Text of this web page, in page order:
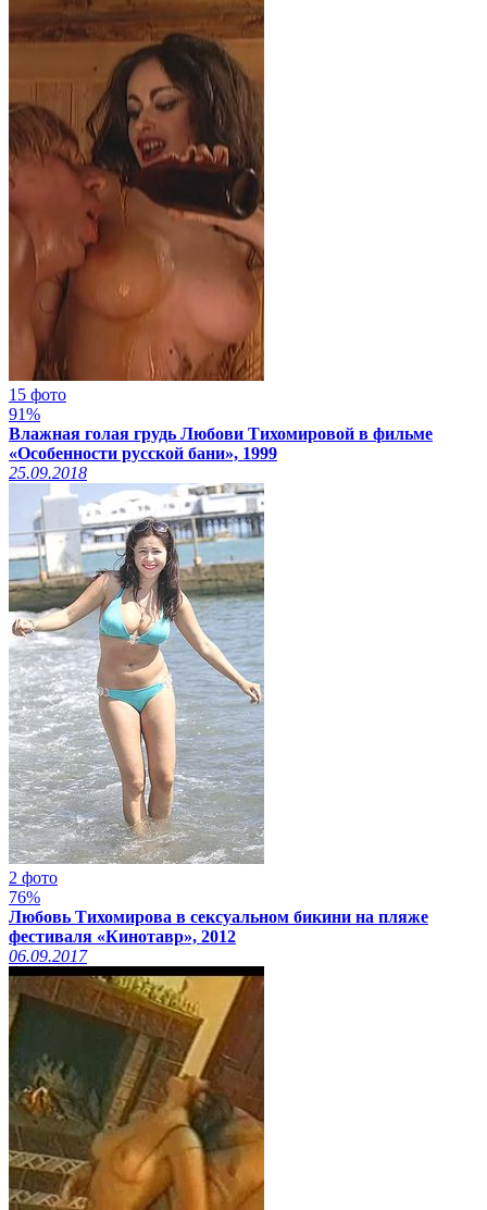
15 фото
91%
Влажная голая грудь Любови Тихомировой в фильме
«Особенности русской бани», 1999
25.09.2018
2 фото
76%
Любовь Тихомирова в сексуальном бикини на пляже
фестиваля «Кинотавр», 2012
06.09.2017